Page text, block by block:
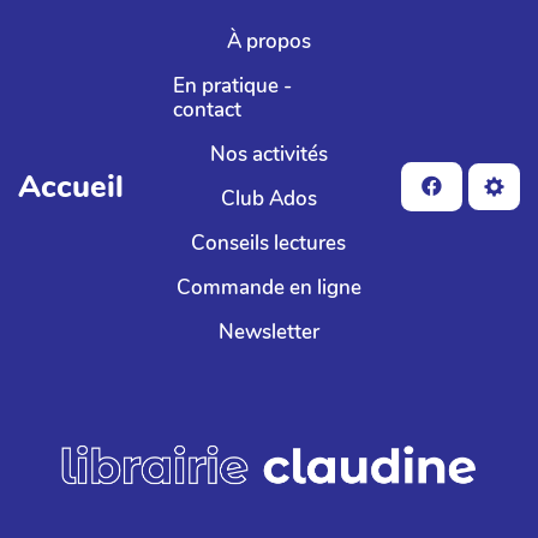
Aller au contenu principal
Accueil
À propos
En pratique -
contact
Nos activités
Club Ados
Conseils lectures
Commande en ligne
Newsletter